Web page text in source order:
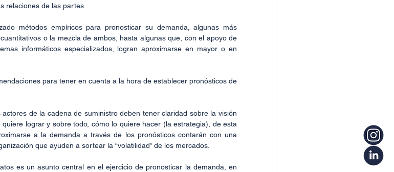
relaciones de las partes
métodos empíricos para pronosticar su demanda, algunas más
o la mezcla de ambos, hasta algunas que, con el apoyo de
informáticos especializados, logran aproximarse en mayor o en
para tener en cuenta a la hora de establecer pronósticos de
actores de la cadena de suministro deben tener claridad sobre la visión
lograr y sobre todo, cómo lo quiere hacer (la estrategia), de esta
a la demanda a través de los pronósticos contarán con una
que ayuden a sortear la “volatilidad” de los mercados.
es un asunto central en el ejercicio de pronosticar la demanda, en